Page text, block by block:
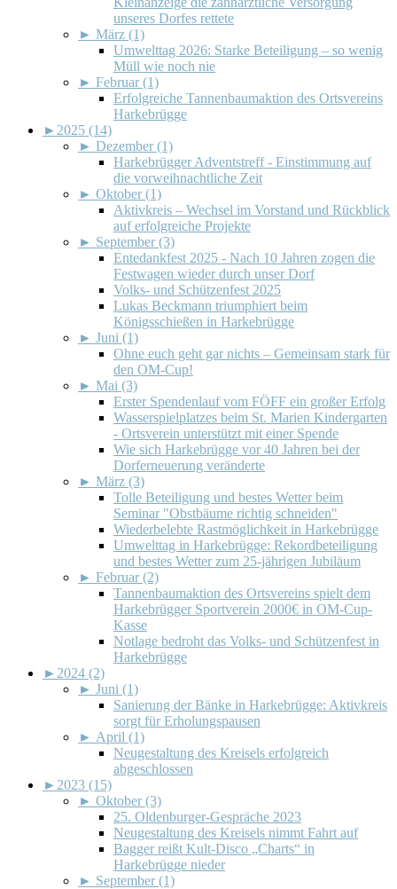
unseres Dorfes rettete
► März (1)
Umwelttag 2026: Starke Beteiligung – so wenig
Müll wie noch nie
► Februar (1)
Erfolgreiche Tannenbaumaktion des Ortsvereins
Harkebrügge
► 2025 (14)
► Dezember (1)
Harkebrügger Adventstreff - Einstimmung auf
die vorweihnachtliche Zeit
► Oktober (1)
Aktivkreis – Wechsel im Vorstand und Rückblick
auf erfolgreiche Projekte
► September (3)
Entedankfest 2025 - Nach 10 Jahren zogen die
Festwagen wieder durch unser Dorf
Volks- und Schützenfest 2025
Lukas Beckmann triumphiert beim
Königsschießen in Harkebrügge
► Juni (1)
Ohne euch geht gar nichts – Gemeinsam stark für
den OM-Cup!
► Mai (3)
Erster Spendenlauf vom FÖFF ein großer Erfolg
Wasserspielplatzes beim St. Marien Kindergarten
- Ortsverein unterstützt mit einer Spende
Wie sich Harkebrügge vor 40 Jahren bei der
Dorferneuerung veränderte
► März (3)
Tolle Beteiligung und bestes Wetter beim
Seminar "Obstbäume richtig schneiden"
Wiederbelebte Rastmöglichkeit in Harkebrügge
Umwelttag in Harkebrügge: Rekordbeteiligung
und bestes Wetter zum 25-jährigen Jubiläum
► Februar (2)
Tannenbaumaktion des Ortsvereins spielt dem
Harkebrügger Sportverein 2000€ in OM-Cup-
Kasse
Notlage bedroht das Volks- und Schützenfest in
Harkebrügge
► 2024 (2)
► Juni (1)
Sanierung der Bänke in Harkebrügge: Aktivkreis
sorgt für Erholungspausen
► April (1)
Neugestaltung des Kreisels erfolgreich
abgeschlossen
► 2023 (15)
► Oktober (3)
25. Oldenburger-Gespräche 2023
Neugestaltung des Kreisels nimmt Fahrt auf
Bagger reißt Kult-Disco „Charts“ in
Harkebrügge nieder
► September (1)